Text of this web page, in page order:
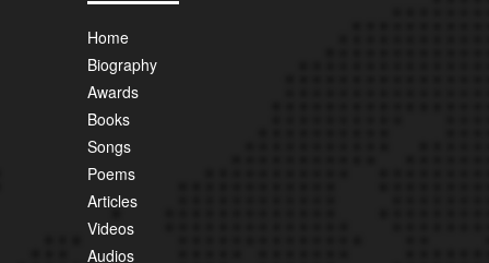
Home
Biography
Awards
Books
Songs
Poems
Articles
Videos
Audios